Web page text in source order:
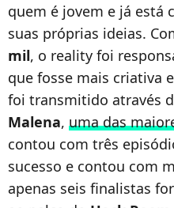
quem é jovem e já está
suas próprias ideias.
mil, o reality foi
que fosse mais criativa
foi transmitido através
Malena, uma das
contou com três
sucesso e contou com
apenas seis finalistas